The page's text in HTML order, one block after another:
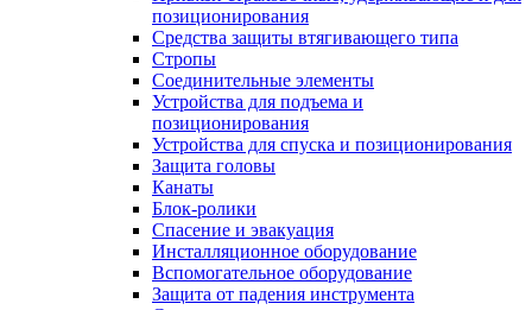
позиционирования
Средства защиты втягивающего типа
Стропы
Соединительные элементы
Устройства для подъема и
позиционирования
Устройства для спуска и позиционирования
Защита головы
Канаты
Блок-ролики
Спасение и эвакуация
Инсталляционное оборудование
Вспомогательное оборудование
Защита от падения инструмента